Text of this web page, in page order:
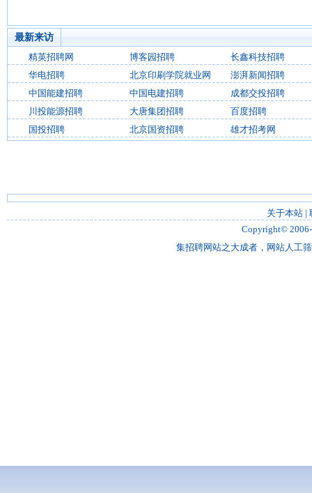
最新来访
精英招聘网
博客园招聘
长鑫科技招聘
华电招聘
北京印刷学院就业网
澎湃新闻招聘
中国能建招聘
中国电建招聘
成都交投招聘
川投能源招聘
大唐集团招聘
百度招聘
国投招聘
北京国资招聘 雄才招考网
关于本站|
Copyright©
集招聘网站之大成者，网站人工